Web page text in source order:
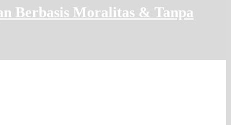
Berbasis Moralitas & Tanpa